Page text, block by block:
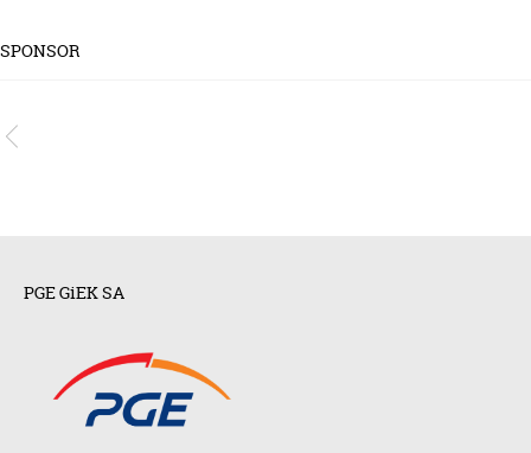
SPONSOR
PGE GiEK SA